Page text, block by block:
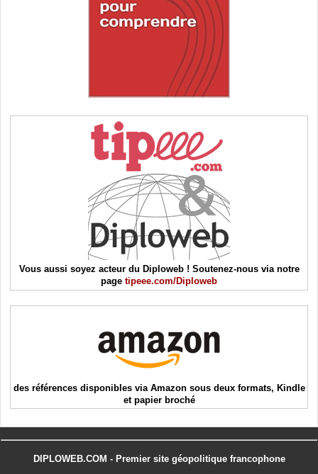
Vous aussi soyez acteur du Diploweb ! Soutenez-nous via notre
page tipeee.com/Diploweb
des références disponibles via Amazon sous deux formats, Kindle
et papier broché
DIPLOWEB.COM - Premier site géopolitique francophone